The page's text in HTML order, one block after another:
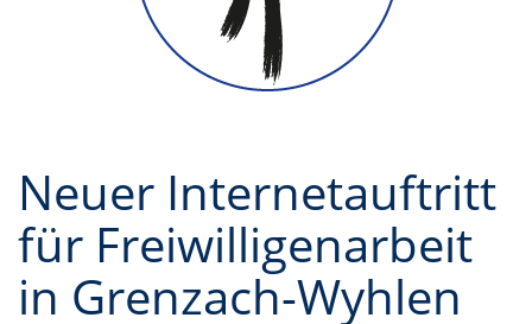
Neuer Internetauftritt
für Freiwilligenarbeit
in Grenzach-Wyhlen